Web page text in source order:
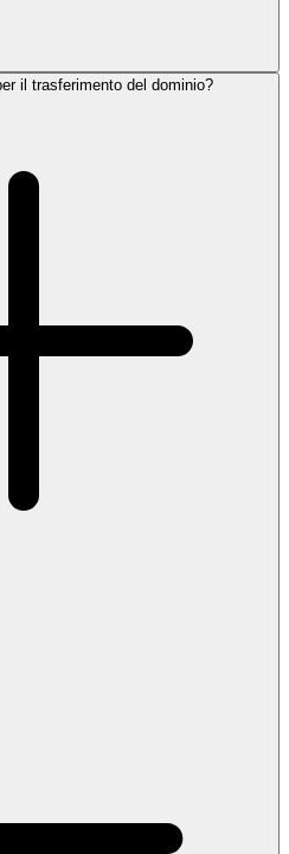
il trasferimento del dominio?